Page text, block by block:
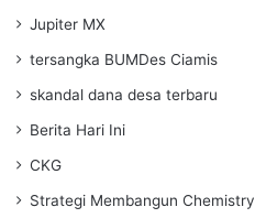
Jupiter MX
tersangka BUMDes Ciamis
skandal dana desa terbaru
Berita Hari Ini
CKG
Strategi Membangun Chemistry